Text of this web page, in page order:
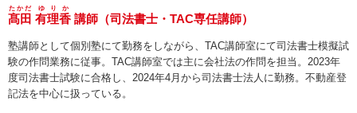
髙田
たかだ
有理香
ゆりか
講師（司法書士・TAC専任講師）
塾講師として個別塾にて勤務をしながら、TAC講師室にて司法書士模擬試
験の作問業務に従事。TAC講師室では主に会社法の作問を担当。2023年
度司法書士試験に合格し、2024年4月から司法書士法人に勤務。不動産登
記法を中心に扱っている。